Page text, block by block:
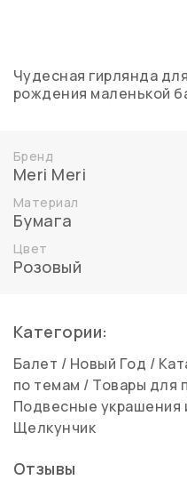
Чудесная гирлянда
рождения маленькой
Бренд
Meri Meri
Материал
Бумага
Цвет
Розовый
Категории:
Балет / Новый Год /
по темам / Товары для
Подвесные украшения
Щелкунчик
Отзывы